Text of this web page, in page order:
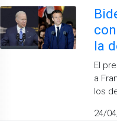
la
El
a
los
24/